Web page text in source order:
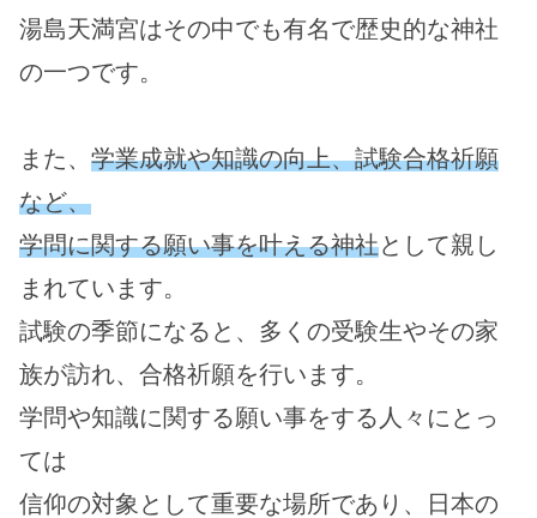
湯島天満宮はその中でも有名で歴史的な神社
の一つです。
また、 学業成就や知識の向上、試験合格祈願
など、
学問に関する願い事を叶える神社として親し
まれています。
試験の季節になると、多くの受験生やその家
族が訪れ、合格祈願を行います。
学問や知識に関する願い事をする人々にとっ
ては
信仰の対象として重要な場所であり、日本の